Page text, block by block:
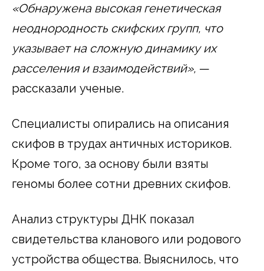
«Обнаружена высокая генетическая
неоднородность скифских групп, что
указывает на сложную динамику их
расселения и взаимодействий», —
рассказали ученые.
Специалисты опирались на описания
скифов в трудах античных историков.
Кроме того, за основу были взяты
геномы более сотни древних скифов.
Анализ структуры ДНК показал
свидетельства кланового или родового
устройства общества. Выяснилось, что